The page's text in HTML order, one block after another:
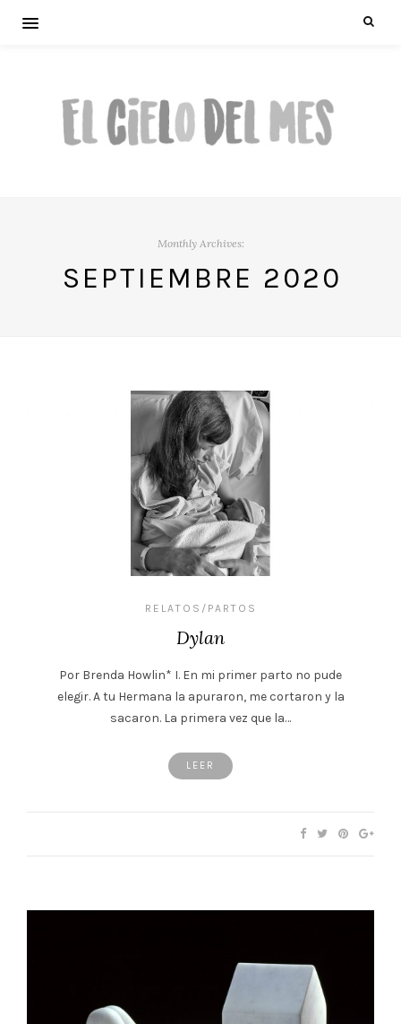
Monthly Archives:
SEPTIEMBRE 2020
RELATOS/PARTOS
Dylan
Por Brenda Howlin* I. En mi primer parto no pude
elegir. A tu Hermana la apuraron, me cortaron y la
sacaron. La primera vez que la…
LEER